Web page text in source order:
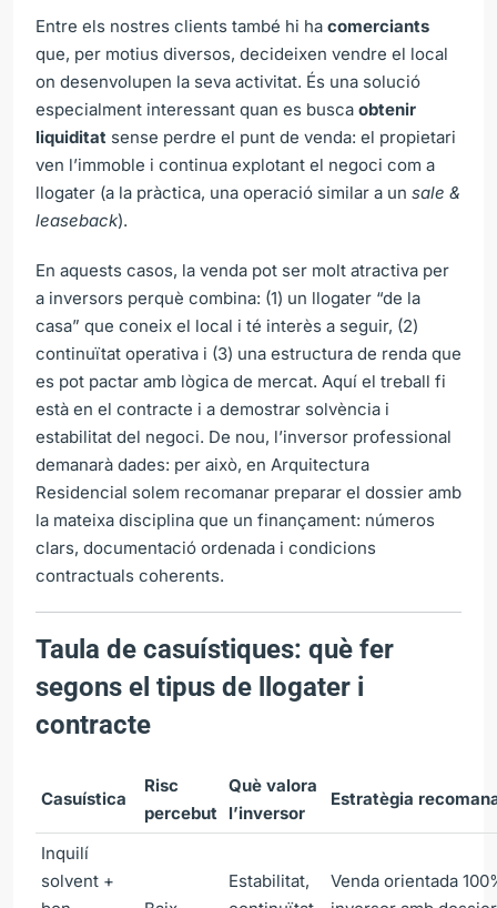
Entre els nostres clients també hi ha comerciants
que, per motius diversos, decideixen vendre el local
on desenvolupen la seva activitat. És una solució
especialment interessant quan es busca obtenir
liquiditat sense perdre el punt de venda: el propietari
ven l’immoble i continua explotant el negoci com a
llogater (a la pràctica, una operació similar a un sale &
leaseback).
En aquests casos, la venda pot ser molt atractiva per
a inversors perquè combina: (1) un llogater “de la
casa” que coneix el local i té interès a seguir, (2)
continuïtat operativa i (3) una estructura de renda que
es pot pactar amb lògica de mercat. Aquí el treball fi
està en el contracte i a demostrar solvència i
estabilitat del negoci. De nou, l’inversor professional
demanarà dades: per això, en Arquitectura
Residencial solem recomanar preparar el dossier amb
la mateixa disciplina que un finançament: números
clars, documentació ordenada i condicions
contractuals coherents.
Taula de casuístiques: què fer
segons el tipus de llogater i
contracte
Casuística
Risc
percebut
Què valora
l’inversor
Estratègia
Inquilí
solvent +
Estabilitat,
Venda orientada